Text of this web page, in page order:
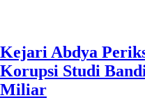
Kejari Abdya
Korupsi Studi
Miliar